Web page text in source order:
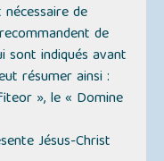
de
de
sont indiqués avant
résumer ainsi :
», le « Domine
Jésus-Christ